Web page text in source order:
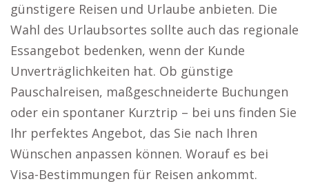
günstigere Reisen und Urlaube anbieten. Die
Wahl des Urlaubsortes sollte auch das regionale
Essangebot bedenken, wenn der Kunde
Unverträglichkeiten hat. Ob günstige
Pauschalreisen, maßgeschneiderte Buchungen
oder ein spontaner Kurztrip – bei uns finden Sie
Ihr perfektes Angebot, das Sie nach Ihren
Wünschen anpassen können. Worauf es bei
Visa-Bestimmungen für Reisen ankommt.